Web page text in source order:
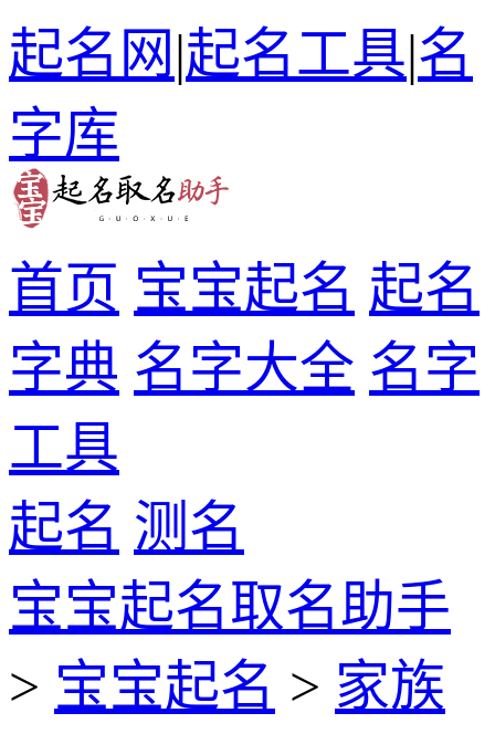
起名网|起名工具|名
字库
首页 宝宝起名 起名
字典 名字大全 名字
工具
起名 测名
宝宝起名取名助手
> 宝宝起名 > 家族